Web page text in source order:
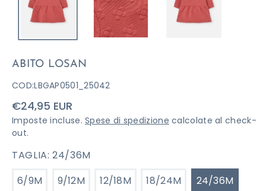
ABITO LOSAN
COD:LBGAP0501_25042
Prezzo
di
listino
€24,95 EUR
Imposte incluse.Spese di spedizione calcolate al check-
out.
TAGLIA:24/36M
6/9M
9/12M 12/18M 18/24M 24/36M